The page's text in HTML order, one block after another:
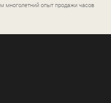
многолетний опыт продажи часов